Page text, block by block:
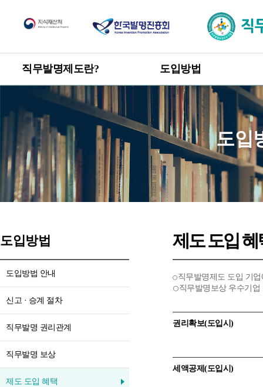
직무발명제도
직무발명제도란?
한눈에 보는 직무발명제도
개요
목적 및 취지
관련 발명진흥법 및 시행령
도입방법
도입방법 안내
신고 · 승계 절차
직무발명 권리관계
직무발명 보상
제도 도입 혜택
도입
도입방법
도입방법 안내
신고 · 승계 절차
직무발명 권리관계
직무발명 보상
제도 도입 혜택
제도 도입 혜
⚪ 직무발명제도 도입 기
⚪직무발명보상 우수기
권리확보(도입시)
세액공제(도입시)